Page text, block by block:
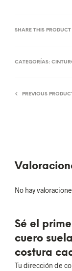
SHARE THIS PRODUCT
CATEGORÍAS:
PREVIOUS
No hay
Sé el
cuero
costura
Tu dirección de